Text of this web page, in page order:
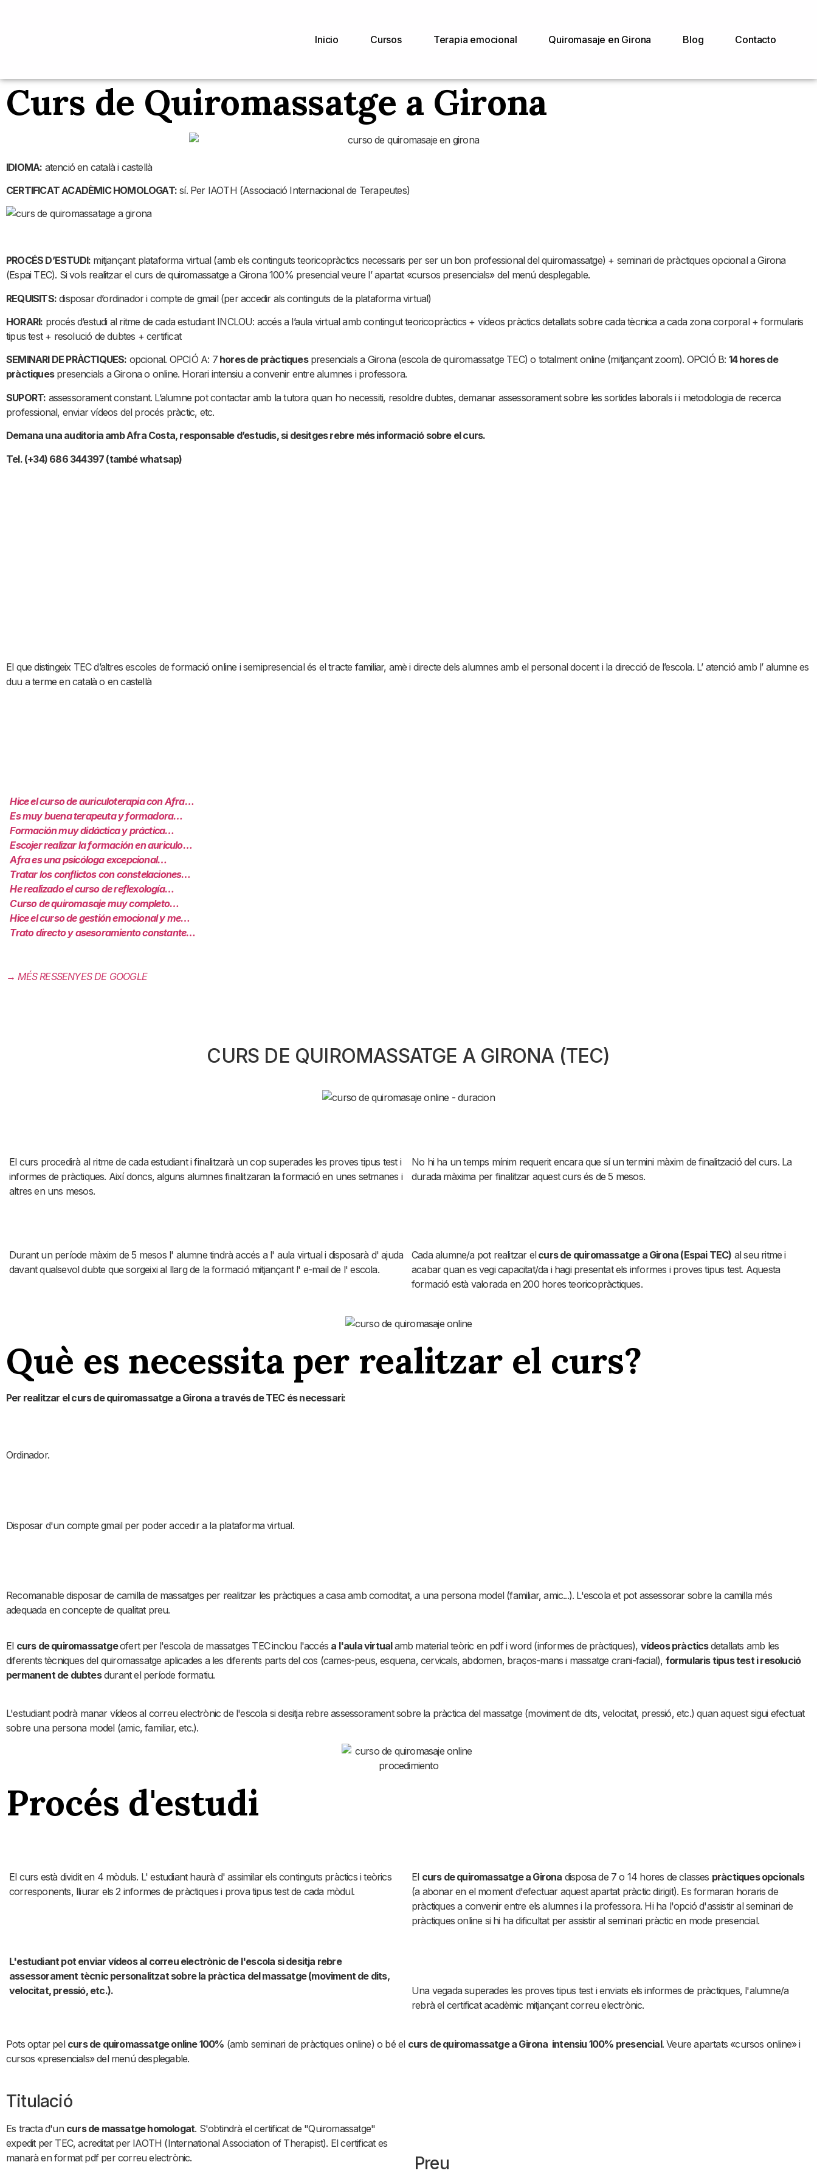
Inicio Cursos Terapia emocional Quiromasaje en Girona Blog Contacto
Curs de Quiromassatge a Girona
IDIOMA: atenció en català i castellà
CERTIFICAT ACADÈMIC HOMOLOGAT: sí. Per IAOTH (Associació Internacional de Terapeutes)
PROCÉS D’ESTUDI: mitjançant plataforma virtual (amb els continguts teoricopràctics necessaris per ser un bon professional del quiromassatge) + seminari de pràctiques opcional a Girona
(Espai TEC). Si vols realitzar el curs de quiromassatge a Girona 100% presencial veure l’ apartat «cursos presencials» del menú desplegable.
REQUISITS: disposar d’ordinador i compte de gmail (per accedir als continguts de la plataforma virtual)
HORARI: procés d’estudi al ritme de cada estudiant INCLOU: accés a l’aula virtual amb contingut teoricopràctics + vídeos pràctics detallats sobre cada tècnica a cada zona corporal + formularis
tipus test + resolució de dubtes + certificat
SEMINARI DE PRÀCTIQUES: opcional. OPCIÓ A: 7hores de pràctiquespresencials a Girona (escola de quiromassatge TEC) o totalment online (mitjançant zoom). OPCIÓ B: 14 hores de
pràctiquespresencials a Girona o online. Horari intensiu a convenir entre alumnes i professora.
SUPORT: assessorament constant. L’alumne pot contactar amb la tutora quan ho necessiti, resoldre dubtes, demanar assessorament sobre les sortides laborals i i metodologia de recerca
professional, enviar vídeos del procés pràctic, etc.
Demana una auditoria amb Afra Costa, responsable d’estudis, si desitges rebre més informació sobre el curs.
Tel. (+34) 686 344397 (també whatsap)
El que distingeix TEC d’altres escoles de formació online i semipresencial és el tracte familiar, amè i directe dels alumnes amb el personal docent i la direcció de l’escola. L’ atenció amb l’ alumne es
duu a terme en català o en castellà
Hice el curso de auriculoterapia con Afra…
Es muy buena terapeuta y formadora…
Formación muy didáctica y práctica…
Escojer realizar la formación en auriculo…
Afra es una psicóloga excepcional…
Tratar los conflictos con constelaciones…
He realizado el curso de reflexología…
Curso de quiromasaje muy completo…
Hice el curso de gestión emocional y me…
Trato directo y asesoramiento constante…
→ MÉS RESSENYES DE GOOGLE
CURS DE QUIROMASSATGE A GIRONA (TEC)
El curs procedirà al ritme de cada estudiant i finalitzarà un cop superades les proves tipus test i
informes de pràctiques. Així doncs, alguns alumnes finalitzaran la formació en unes setmanes i
altres en uns mesos.
No hi ha un temps mínim requerit encara que sí un termini màxim de finalització del curs. La
durada màxima per finalitzar aquest curs és de 5 mesos.
Durant un període màxim de 5 mesos l' alumne tindrà accés a l' aula virtual i disposarà d' ajuda
davant qualsevol dubte que sorgeixi al llarg de la formació mitjançant l' e-mail de l' escola.
Cada alumne/a pot realitzar elcurs de quiromassatge a Girona (Espai TEC) al seu ritme i
acabar quan es vegi capacitat/da i hagi presentat els informes i proves tipus test. Aquesta
formació està valorada en 200 hores teoricopràctiques.
Què es necessita per realitzar el curs?
Per realitzar el curs de quiromassatge a Girona a través de TEC és necessari:
Ordinador.
Disposar d'un compte gmail per poder accedir a la plataforma virtual.
Recomanable disposar de camilla de massatges per realitzar les pràctiques a casa amb comoditat, a una persona model (familiar, amic...). L'escola et pot assessorar sobre la camilla més
adequada en concepte de qualitat preu.
El curs de quiromassatgeofert per l'escola de massatges TECinclou l'accés a l'aula virtualamb material teòric en pdf i word (informes de pràctiques), vídeos pràcticsdetallats amb les
diferents tècniques del quiromassatge aplicades a les diferents parts del cos (cames-peus, esquena, cervicals, abdomen, braços-mans i massatge crani-facial), formularis tipus test i resolució
permanent de dubtesdurant el període formatiu.
L'estudiant podrà manar vídeos al correu electrònic de l'escola si desitja rebre assessorament sobre la pràctica del massatge (moviment de dits, velocitat, pressió, etc.) quan aquest sigui efectuat
sobre una persona model (amic, familiar, etc.).
Procés d'estudi
El curs està dividit en 4 mòduls. L' estudiant haurà d' assimilar els continguts pràctics i teòrics
corresponents, lliurar els 2 informes de pràctiques i prova tipus test de cada mòdul.
L'estudiant pot enviar vídeos al correu electrònic de l'escola si desitja rebre
assessorament tècnic personalitzat sobre la pràctica del massatge (moviment de dits,
velocitat, pressió, etc.).
El curs de quiromassatge a Girona disposa de 7 o 14 hores de classes pràctiques opcionals
(a abonar en el moment d'efectuar aquest apartat pràctic dirigit). Es formaran horaris de
pràctiques a convenir entre els alumnes i la professora. Hi ha l'opció d'assistir al seminari de
pràctiques online si hi ha dificultat per assistir al seminari pràctic en mode presencial.
Una vegada superades les proves tipus test i enviats els informes de pràctiques, l'alumne/a
rebrà el certificat acadèmic mitjançant correu electrònic.
Pots optar pel curs de quiromassatge online 100% (amb seminari de pràctiques online) o bé el curs de quiromassatge a Girona intensiu 100% presencial. Veure apartats «cursos online» i
cursos «presencials» del menú desplegable.
Titulació
Es tracta d'un curs de massatge homologat. S'obtindrà el certificat de "Quiromassatge"
expedit per TEC, acreditat per IAOTH (International Association of Therapist). El certificat es
manarà en format pdf per correu electrònic.
Preu